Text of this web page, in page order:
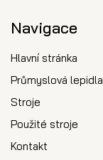
Navigace
Hlavní stránka
Průmyslová lepidla
Stroje
Použité stroje
Kontakt